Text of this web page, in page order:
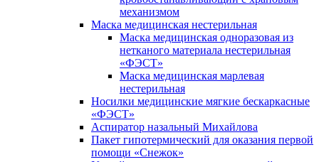
механизмом
Маска медицинская нестерильная
Маска медицинская одноразовая из
нетканого материала нестерильная
«ФЭСТ»
Маска медицинская марлевая
нестерильная
Носилки медицинские мягкие бескаркасные
«ФЭСТ»
Аспиратор назальный Михайлова
Пакет гипотермический для оказания первой
помощи «Снежок»